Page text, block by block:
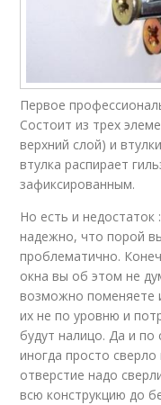
Первое
Состоит из трех
верхний слой) и
втулка распирает
зафиксированным.
Но есть и недостаток
надежно, что порой
проблематично.
окна вы об этом не
возможно поменяете
их не по уровню и
будут налицо. Да и
иногда просто
отверстие надо
всю конструкцию до